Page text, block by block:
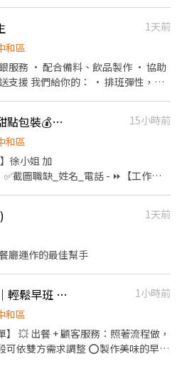
要的食材。
1天前
和區
服務 • 配合備料、飲品製作 • 協助
彈性，方
💰中和時薪＄220🍮點心甜點包裝💰可週借支【錄取隨時上班】🙋‍♀️學生可以
15小時前
和區
徐小姐 加
圖職缺_姓名_電話 - ⏩【工作地
息】 ⭐工期短期至9/24（學生可但需
點專賣點🍮日式手工餅乾／年節禮
驗、高錄取、⭐️不用加班⭐️ ⏩【職
；10:00~19:00 【薪水】✔️時薪
【加班】✔️時薪$262~$327 ⭐️依安
穿食品衣/帽/口罩】 【休假制度】:
天 【用餐制度】: 自理；休息用餐60
可周預支薪水4千❤️ ⏩【享有福利】
1天前
廳運作的最佳幫手
Q BURGER(中和秀福店)｜輕鬆早班 🌅｜彈性計時工作 💼｜穩定雙週薪資 💸
1小時前
和區